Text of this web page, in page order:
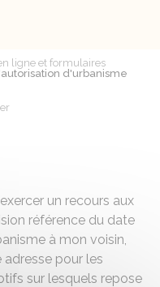
ligne et formulaires
d'urbanisme
un recours aux
référence du date
à mon voisin,
adresse pour les
sur lesquels repose